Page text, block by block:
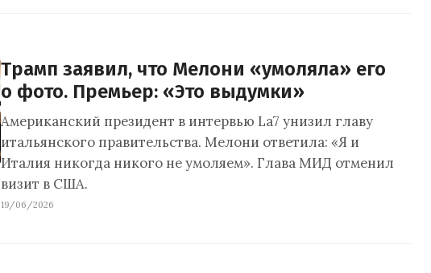
Трамп заявил, что Мелони «умоляла» его
о фото. Премьер: «Это выдумки»
Американский президент в интервью La7 унизил главу
итальянского правительства. Мелони ответила: «Я и
Италия никогда никого не умоляем». Глава МИД отменил
визит в США.
19/06/2026